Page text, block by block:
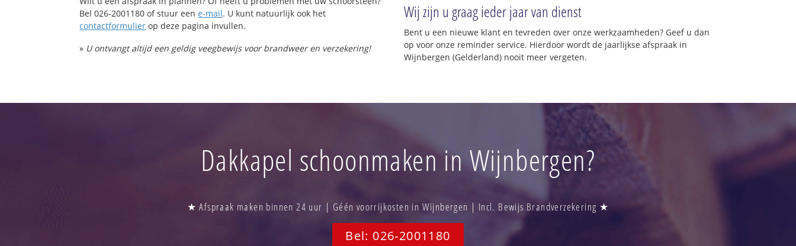
Bel 026-2001180 of stuur eene-mail. U kunt natuurlijk ook het
contactformulier op deze pagina invullen.
» U ontvangt altijd een geldig veegbewijs voor brandweer en verzekering!
Wij zijn u graag ieder jaar van dienst
Bent u een nieuwe klant en tevreden over onze werkzaamheden? Geef u dan
op voor onze reminder service. Hierdoor wordt de jaarlijkse afspraak in
Wijnbergen (Gelderland) nooit meer vergeten.
Dakkapel schoonmaken in Wijnbergen?
★ Afspraak maken binnen 24 uur | Géén voorrijkosten in Wijnbergen | Incl. Bewijs Brandverzekering ★
Bel: 026-2001180